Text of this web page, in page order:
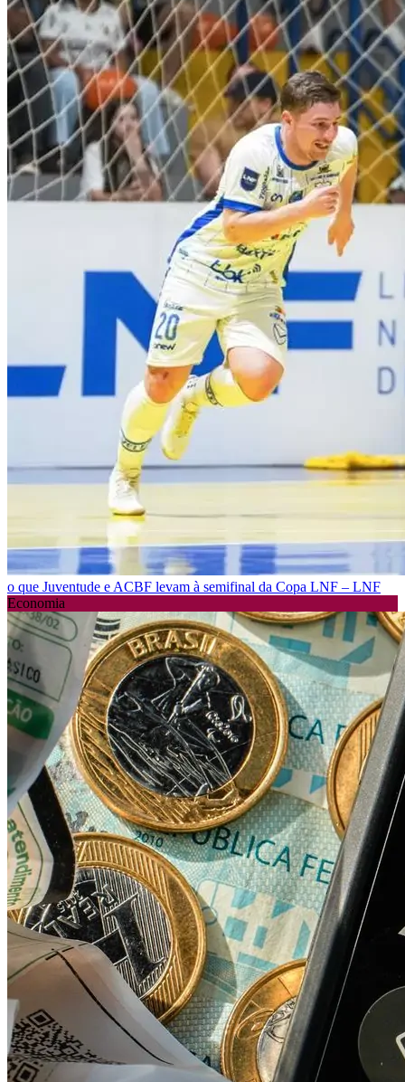
o que Juventude e ACBF levam à semifinal da Copa LNF – LNF
Economia